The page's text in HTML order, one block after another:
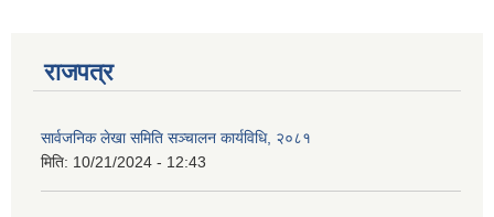
राजपत्र
सार्वजनिक लेखा समिति सञ्चालन कार्यविधि, २०८१
मिति: 10/21/2024 - 12:43